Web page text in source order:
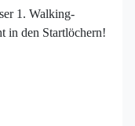
1. Walking-
in den Startlöchern!